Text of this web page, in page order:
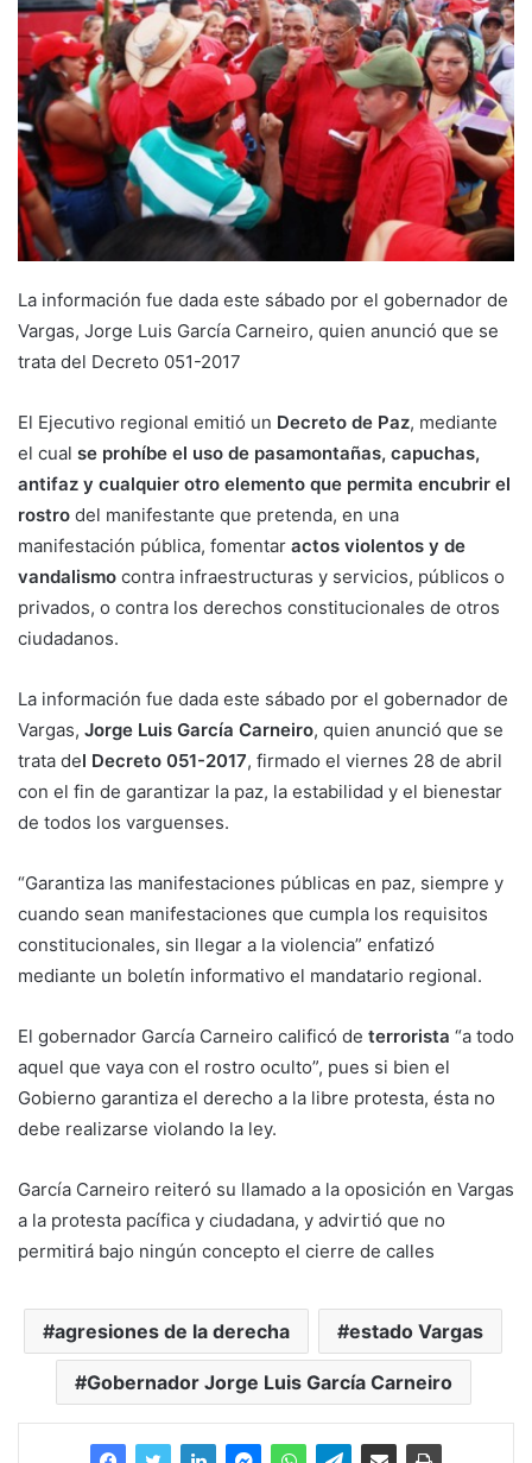
La información fue dada este sábado por el gobernador de
Vargas, Jorge Luis García Carneiro, quien anunció que se
trata del Decreto 051-2017
El Ejecutivo regional emitió un Decreto de Paz, mediante
el cual se prohíbe el uso de pasamontañas, capuchas,
antifaz y cualquier otro elemento que permita encubrir el
rostro del manifestante que pretenda, en una
manifestación pública, fomentar actos violentos y de
vandalismo contra infraestructuras y servicios, públicos o
privados, o contra los derechos constitucionales de otros
ciudadanos.
La información fue dada este sábado por el gobernador de
Vargas, Jorge Luis García Carneiro, quien anunció que se
trata del Decreto 051-2017, firmado el viernes 28 de abril
con el fin de garantizar la paz, la estabilidad y el bienestar
de todos los varguenses.
“Garantiza las manifestaciones públicas en paz, siempre y
cuando sean manifestaciones que cumpla los requisitos
constitucionales, sin llegar a la violencia” enfatizó
mediante un boletín informativo el mandatario regional.
El gobernador García Carneiro calificó de terrorista “a todo
aquel que vaya con el rostro oculto”, pues si bien el
Gobierno garantiza el derecho a la libre protesta, ésta no
debe realizarse violando la ley.
García Carneiro reiteró su llamado a la oposición en Vargas
a la protesta pacífica y ciudadana, y advirtió que no
permitirá bajo ningún concepto el cierre de calles
agresiones de la derecha estado Vargas
Gobernador Jorge Luis García Carneiro